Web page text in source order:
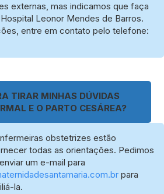
externas, mas indicamos que faça
Leonor Mendes de Barros.
entre em contato pelo telefone:
TIRAR MINHAS DÚVIDAS
E O PARTO CESÁREA?
obstetrizes estão
todas as orientações. Pedimos
um e-mail para
para
la.